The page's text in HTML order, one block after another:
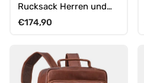
Rucksack Herren und
Damen Groß Laptopfach
Normaler Preis
€174,90